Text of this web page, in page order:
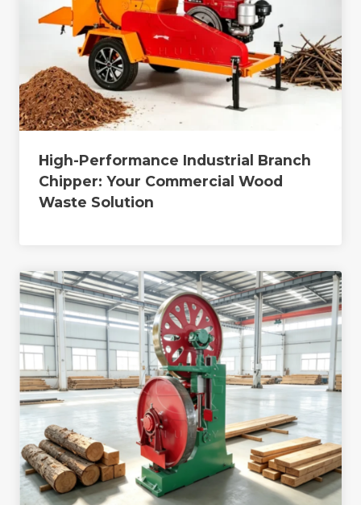
High-Performance Industrial Branch
Chipper: Your Commercial Wood
Waste Solution